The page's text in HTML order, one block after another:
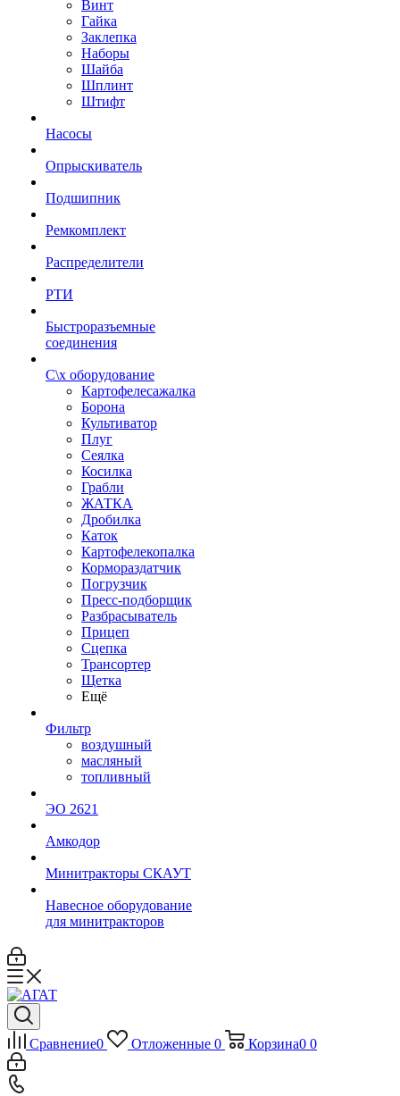
Винт
Гайка
Заклепка
Наборы
Шайба
Шплинт
Штифт
Насосы
Опрыскиватель
Подшипник
Ремкомплект
Распределители
РТИ
Быстроразъемные
соединения
С\х оборудование
Картофелесажалка
Борона
Культиватор
Плуг
Сеялка
Косилка
Грабли
ЖАТКА
Дробилка
Каток
Картофелекопалка
Кормораздатчик
Погрузчик
Пресс-подборщик
Разбрасыватель
Прицеп
Сцепка
Трансортер
Щетка
Ещё
Фильтр
воздушный
масляный
топливный
ЭО 2621
Амкодор
Минитракторы СКАУТ
Навесное оборудование
для минитракторов
Сравнение0 Отложенные 0 Корзина0 0